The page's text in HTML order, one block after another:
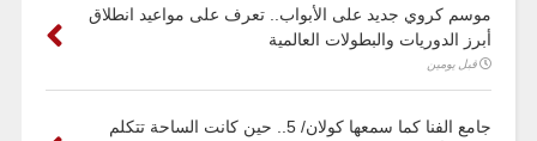
موسم كروي جديد على الأبواب.. تعرف على مواعيد انطلاق
أبرز الدوريات والبطولات العالمية
قبل يومين
جامع الفنا كما سمعها كولان/ 5.. حين كانت الساحة تتكلم